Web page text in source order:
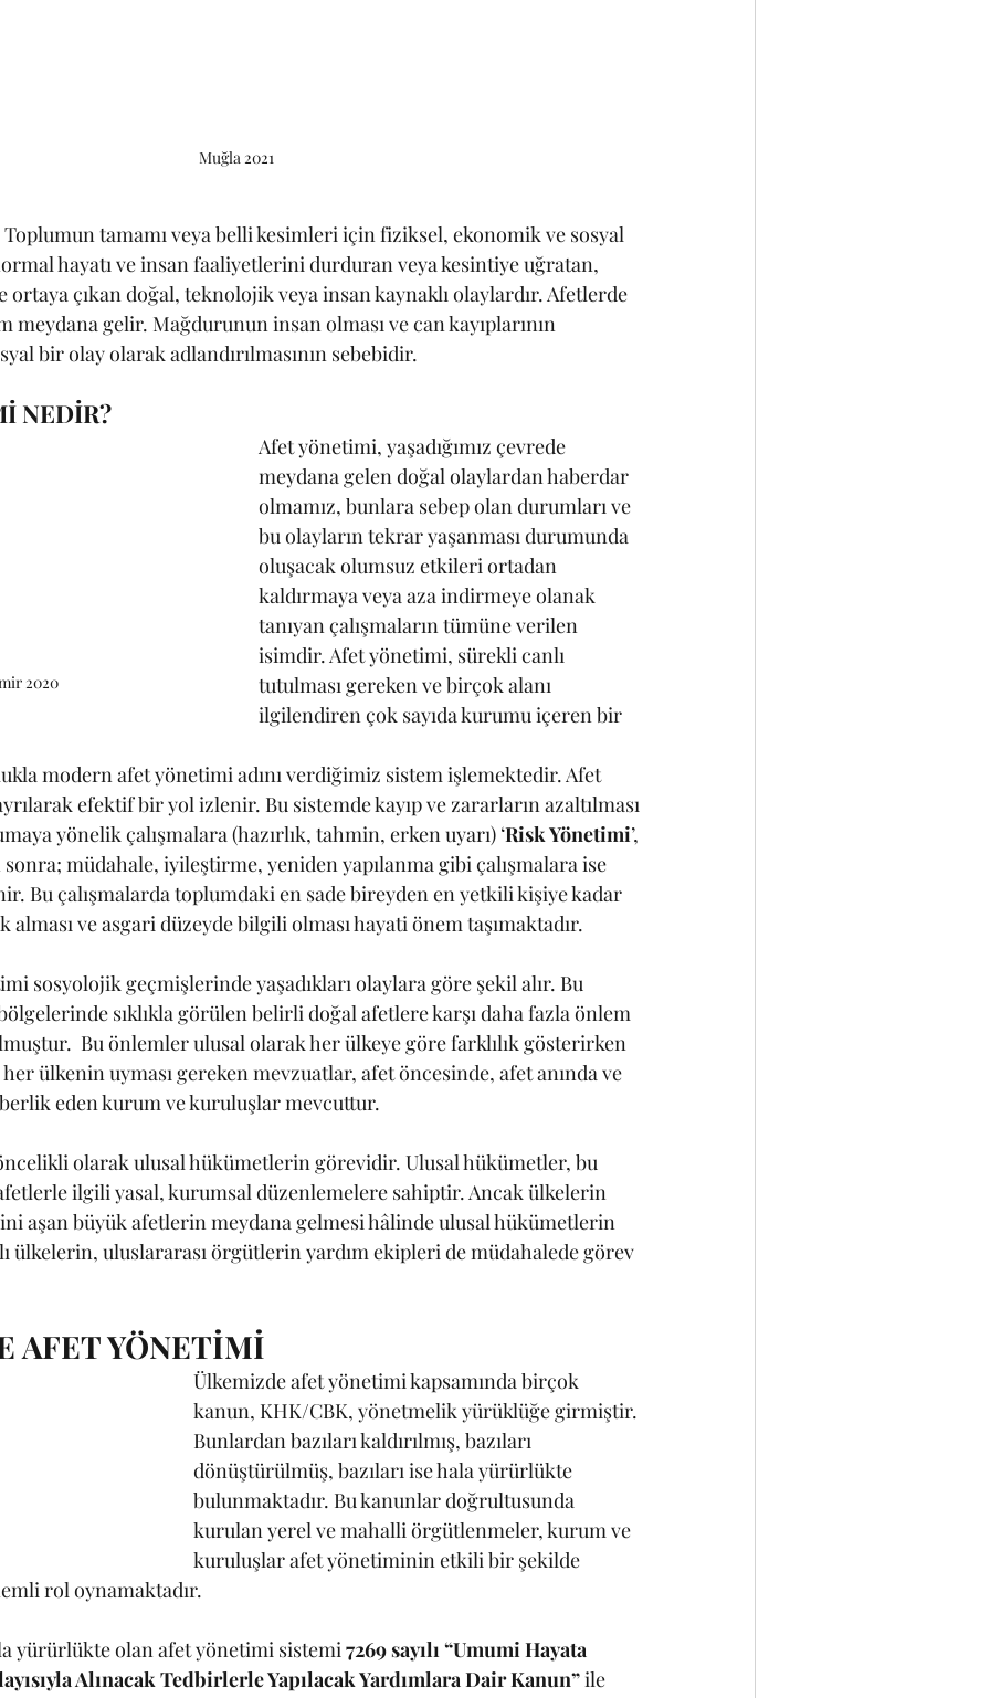
Muğla 2021
tamamı veya belli kesimleri için fiziksel, ekonomik ve sosyal
hayatı ve insan faaliyetlerini durduran veya kesintiye uğratan,
ortaya çıkan doğal, teknolojik veya insan kaynaklı olaylardır. Afetlerde
meydana gelir. Mağdurunun insan olması ve can kayıplarının
bir olay olarak adlandırılmasının sebebidir.
NEDİR?
2020
Afet yönetimi, yaşadığımız çevrede
meydana gelen doğal olaylardan haberdar
olmamız, bunlara sebep olan durumları ve
bu olayların tekrar yaşanması durumunda
oluşacak olumsuz etkileri ortadan
kaldırmaya veya aza indirmeye olanak
tanıyan çalışmaların tümüne verilen
isimdir. Afet yönetimi, sürekli canlı
tutulması gereken ve birçok alanı
ilgilendiren çok sayıda kurumu içeren bir
modern afet yönetimi adını verdiğimiz sistem işlemektedir. Afet
efektif bir yol izlenir. Bu sistemde kayıp ve zararların azaltılması
yönelik çalışmalara (hazırlık, tahmin, erken uyarı) ‘Risk Yönetimi’,
müdahale, iyileştirme, yeniden yapılanma gibi çalışmalara ise
Bu çalışmalarda toplumdaki en sade bireyden en yetkili kişiye kadar
ve asgari düzeyde bilgili olması hayati önem taşımaktadır.
sosyolojik geçmişlerinde yaşadıkları olaylara göre şekil alır. Bu
sıklıkla görülen belirli doğal afetlere karşı daha fazla önlem
Bu önlemler ulusal olarak her ülkeye göre farklılık gösterirken
ülkenin uyması gereken mevzuatlar, afet öncesinde, afet anında ve
eden kurum ve kuruluşlar mevcuttur.
olarak ulusal hükümetlerin görevidir. Ulusal hükümetler, bu
ilgili yasal, kurumsal düzenlemelere sahiptir. Ancak ülkelerin
aşan büyük afetlerin meydana gelmesi hâlinde ulusal hükümetlerin
ülkelerin, uluslararası örgütlerin yardım ekipleri de müdahalede görev
AFET YÖNETİMİ
Ülkemizde afet yönetimi kapsamında birçok
kanun, KHK/CBK, yönetmelik yürüklüğe girmiştir.
Bunlardan bazıları kaldırılmış, bazıları
dönüştürülmüş, bazıları ise hala yürürlükte
bulunmaktadır. Bu kanunlar doğrultusunda
kurulan yerel ve mahalli örgütlenmeler, kurum ve
kuruluşlar afet yönetiminin etkili bir şekilde
rol oynamaktadır.
yürürlükte olan afet yönetimi sistemi 7269 sayılı “Umumi Hayata
Alınacak Tedbirlerle Yapılacak Yardımlara Dair Kanun” ile